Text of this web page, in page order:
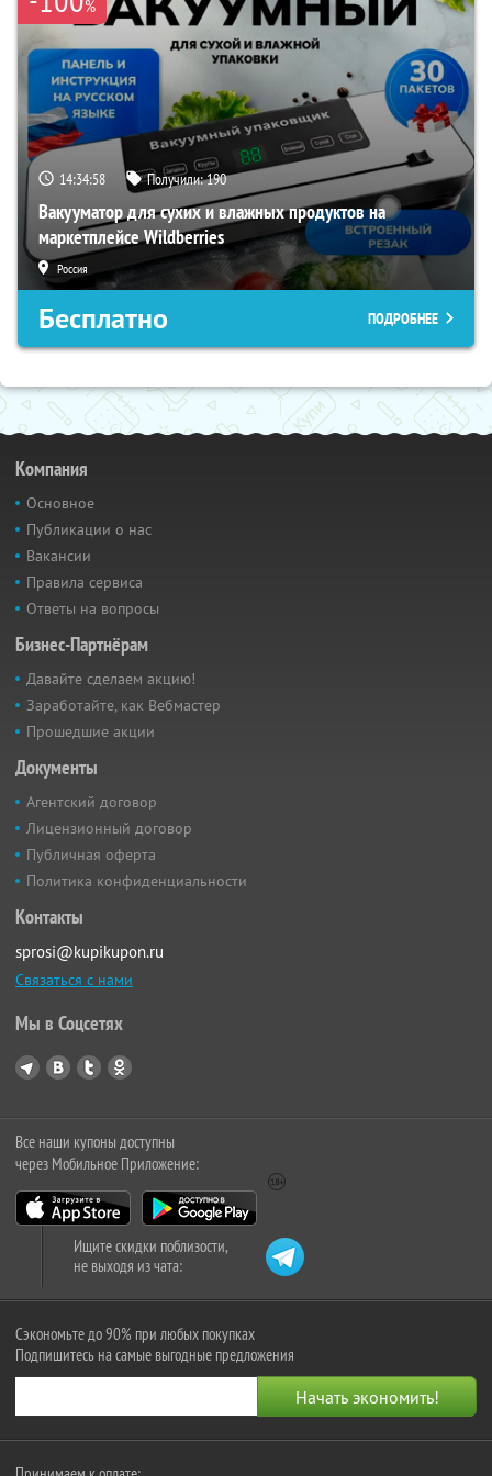
%
14:34:57 Получили:190
Вакууматор для сухих и влажных продуктов на
маркетплейсе Wildberries
Россия
Бесплатно ПОДРОБНЕЕ
Компания
Основное
Публикации о нас
Вакансии
Правила сервиса
Ответы на вопросы
Бизнес-Партнёрам
Давайте сделаем акцию!
Заработайте, как Вебмастер
Прошедшие акции
Документы
Агентский договор
Лицензионный договор
Публичная оферта
Политика конфиденциальности
Контакты
sprosi@kupikupon.ru
Связаться с нами
Мы в Соцсетях
Все наши купоны доступны
через Мобильное Приложение:
Ищите скидки поблизости,
не выходя из чата:
Сэкономьте до 90% при любых покупках
Подпишитесь на самые выгодные предложения